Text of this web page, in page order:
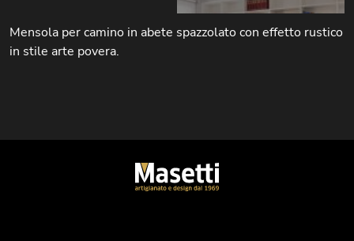
Mensola per camino in abete spazzolato con effetto rustico
in stile arte povera.